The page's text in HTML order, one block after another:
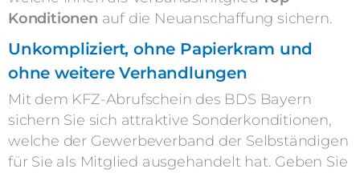
Konditionen auf die Neuanschaffung sichern.
Unkompliziert, ohne Papierkram und
ohne weitere Verhandlungen
Mit dem KFZ-Abrufschein des BDS Bayern
sichern Sie sich attraktive Sonderkonditionen,
welche der Gewerbeverband der Selbständigen
für Sie als Mitglied ausgehandelt hat. Geben Sie